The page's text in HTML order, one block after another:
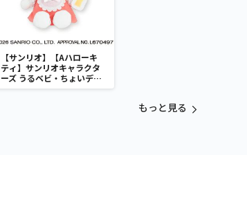
【サンリオ】【Aハローキ
ティ】サンリオキャラクタ
ーズ うるベビ・ちょいデカ
ドール
もっと見る